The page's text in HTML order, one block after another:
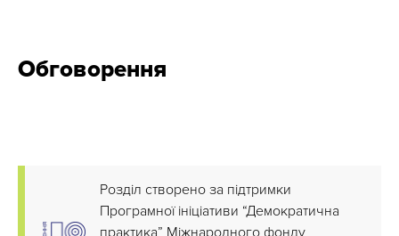
Обговорення
Розділ створено за підтримки
Програмної ініціативи “Демократична